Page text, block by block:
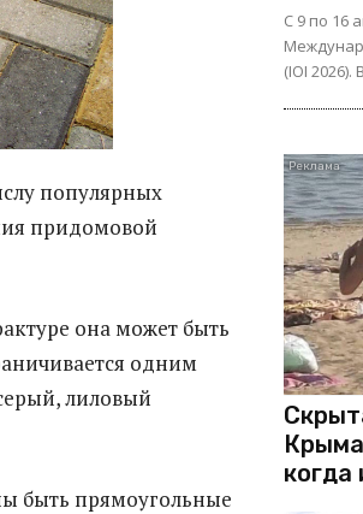
популярных
придомовой
она может быть
одним
лиловый
быть прямоугольные
С 9 по 16
(IOI
когда